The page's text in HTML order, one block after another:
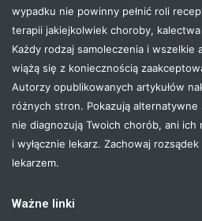
wypadku nie powinny pełnić roli
terapii jakiejkolwiek choroby,
Każdy rodzaj samoleczenia i
wiążą się z koniecznością
Autorzy opublikowanych artykułów
różnych stron. Pokazują alternatywne
nie diagnozują Twoich chorób, ani
i wyłącznie lekarz. Zachowaj
lekarzem.
Ważne linki